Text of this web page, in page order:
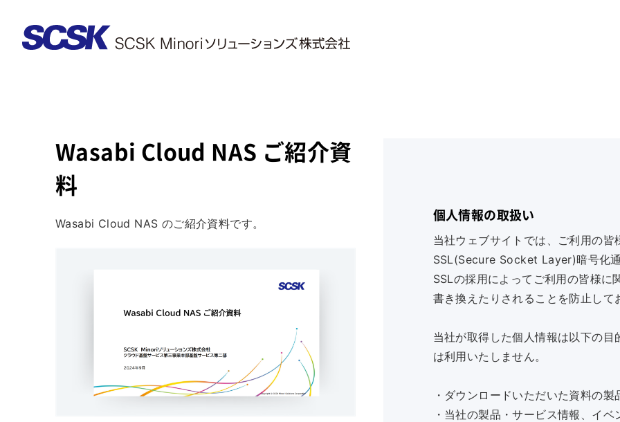
Wasabi Cloud NAS ご紹介資
料
Wasabi Cloud NAS のご紹介資料です。
個人情報の取扱い
当社ウェブサイトでは、ご利用の
SSL(Secure Socket Layer)暗号化
SSLの採用によってご利用の皆様
書き換えたりされることを防止して
当社が取得した個人情報は以下の
は利用いたしません。
・ダウンロードいただいた資料の
・当社の製品・サービス情報、イ